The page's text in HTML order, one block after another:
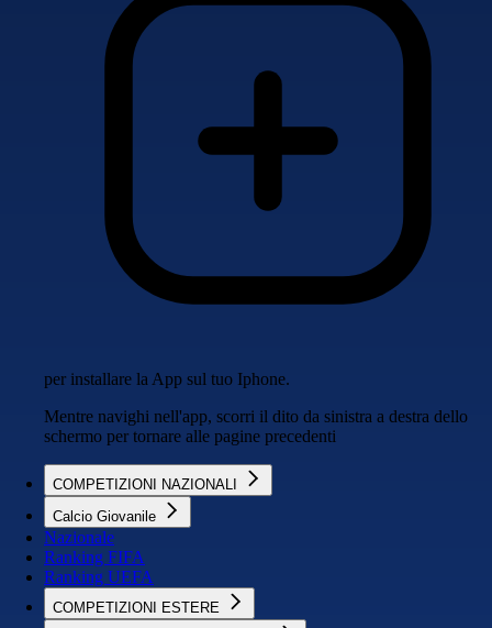
per installare la App sul tuo Iphone.
Mentre navighi nell'app, scorri il dito da sinistra a destra dello
schermo per tornare alle pagine precedenti
COMPETIZIONI NAZIONALI
Calcio Giovanile
Nazionale
Ranking FIFA
Ranking UEFA
COMPETIZIONI ESTERE